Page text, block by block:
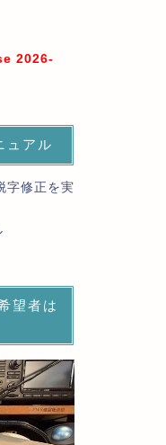
2026-
ュアル
字修正を実
望者は